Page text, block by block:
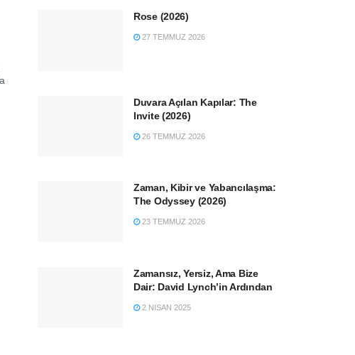
Rose (2026)
27 TEMMUZ 2026
Duvara Açılan Kapılar: The
Invite (2026)
26 TEMMUZ 2026
Zaman, Kibir ve Yabancılaşma:
The Odyssey (2026)
23 TEMMUZ 2026
Zamansız, Yersiz, Ama Bize
Dair: David Lynch’in Ardından
2 NISAN 2025